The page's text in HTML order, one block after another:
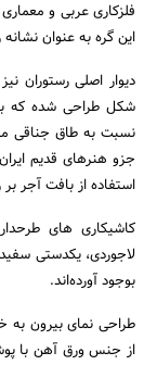
این گره به عنوان
دیوار اصلی رستوران
شکل طراحی شده که
نسبت به طاق جناقی
جزو هنرهای قدیم
استفاده از بافت آجر
کاشیکاری های
لاجوردی، یکدستی
بوجود آورده‌اند.
طراحی نمای بیرون به